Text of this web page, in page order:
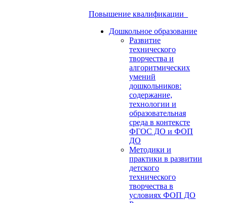
Повышение квалификации
Дошкольное образование
Развитие
технического
творчества и
алгоритмических
умений
дошкольников:
содержание,
технологии и
образовательная
среда в контексте
ФГОС ДО и ФОП
ДО
Методики и
практики в развитии
детского
технического
творчества в
условиях ФОП ДО